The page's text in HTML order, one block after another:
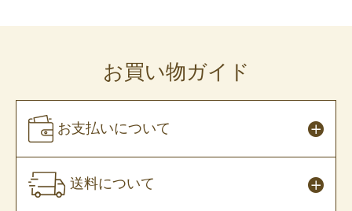
お買い物ガイド
お支払いについて
送料について